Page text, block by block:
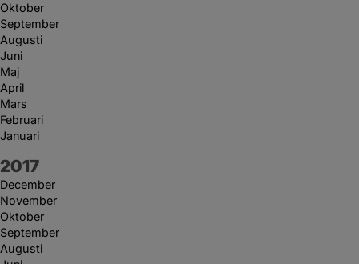
Oktober
September
Augusti
Juni
Maj
April
Mars
Februari
Januari
År:
2017
December
November
Oktober
September
Augusti